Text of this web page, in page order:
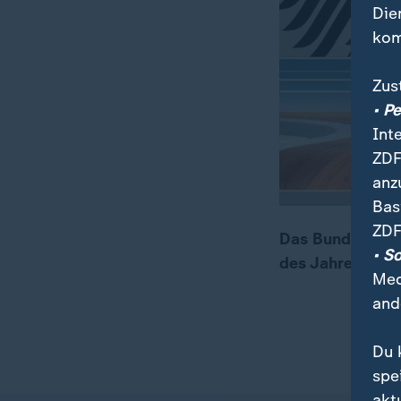
00:06 00:20
Das
des Jahres
•
•
Du